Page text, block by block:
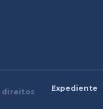
direitos
Expediente